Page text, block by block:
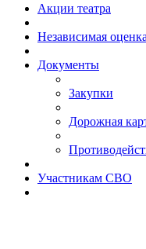
Акции театра
Независимая
Документы
Закупки
Дорожная
Участникам СВО